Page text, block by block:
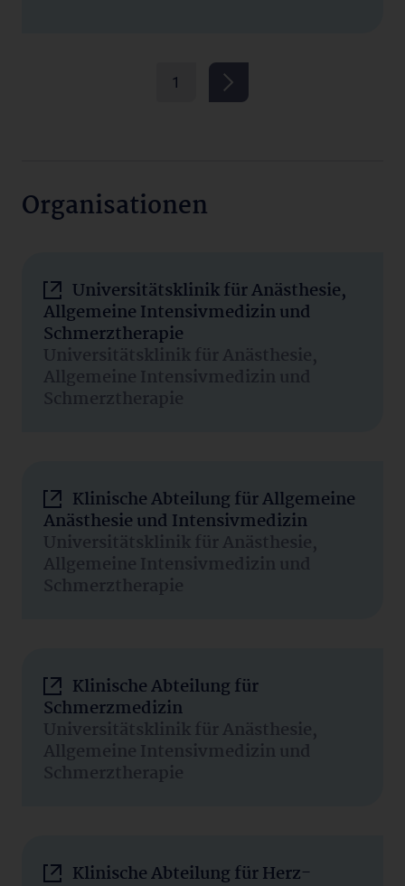
1
Organisationen
Universitätsklinik für Anästhesie,
Allgemeine Intensivmedizin und
Schmerztherapie
Universitätsklinik für Anästhesie,
Allgemeine Intensivmedizin und
Schmerztherapie
Klinische Abteilung für Allgemeine
Anästhesie und Intensivmedizin
Universitätsklinik für Anästhesie,
Allgemeine Intensivmedizin und
Schmerztherapie
Klinische Abteilung für
Schmerzmedizin
Universitätsklinik für Anästhesie,
Allgemeine Intensivmedizin und
Schmerztherapie
Klinische Abteilung für Herz-